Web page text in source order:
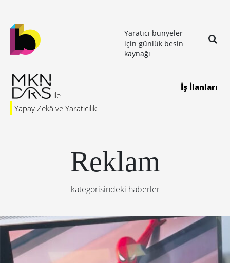
Yaratıcı bünyeler
için günlük besin
kaynağı
Yapay Zekâ ve Yaratıcılık
İş İlanları
Reklam
kategorisindeki haberler